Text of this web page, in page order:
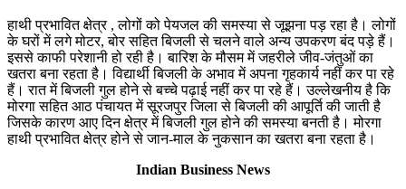
हाथी प्रभावित क्षेत्र , लोगों को पेयजल की समस्या से जूझना पड़ रहा है। लोगों
के घरों में लगे मोटर, बोर सहित बिजली से चलने वाले अन्य उपकरण बंद पड़े हैं।
इससे काफी परेशानी हो रही है। बारिश के मौसम में जहरीले जीव-जंतुओं का
खतरा बना रहता है। विद्यार्थी बिजली के अभाव में अपना गृहकार्य नहीं कर पा रहे
हैं। रात में बिजली गुल होने से बच्चे पढ़ाई नहीं कर पा रहे हैं। उल्लेखनीय है कि
मोरगा सहित आठ पंचायत में सूरजपुर जिला से बिजली की आपूर्ति की जाती है
जिसके कारण आए दिन क्षेत्र में बिजली गुल होने की समस्या बनती है। मोरगा
हाथी प्रभावित क्षेत्र होने से जान-माल के नुकसान का खतरा बना रहता है।
Indian Business News